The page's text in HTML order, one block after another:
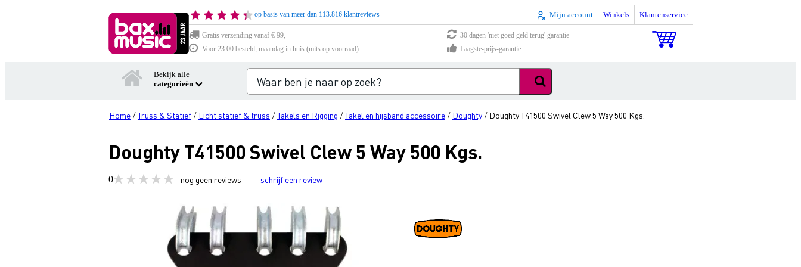
op basis van meer dan 113.816 klantreviews Mijn account Winkels Klantenservice
Gratis verzending vanaf € 99,-
30 dagen 'niet goed geld terug' garantie
Voor 23:00 besteld, maandag in huis (mits op voorraad)
Laagste-prijs-garantie
Bekijk alle
categorieën
Home /Truss & Statief / Licht statief & truss /Takels en Rigging /Takel en hijsband accessoire / Doughty / Doughty T41500 Swivel Clew 5 Way 500 Kgs.
Doughty T41500 Swivel Clew 5 Way 500 Kgs.
0 nog geen reviews schrijf een review